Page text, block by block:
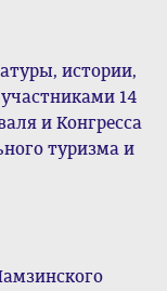
истории,
14
и Конгресса
туризма и